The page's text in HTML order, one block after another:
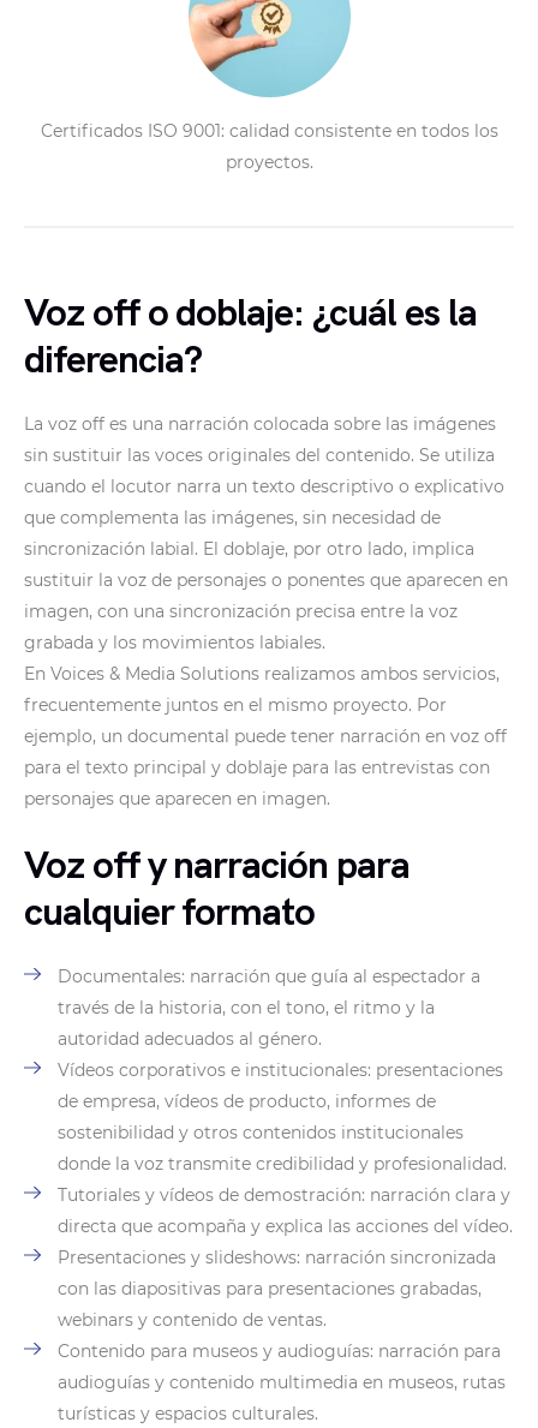
Certificados ISO 9001: calidad consistente en todos los
proyectos.
Voz off o doblaje: ¿cuál es la
diferencia?
La voz off es una narración colocada sobre las imágenes
sin sustituir las voces originales del contenido. Se utiliza
cuando el locutor narra un texto descriptivo o explicativo
que complementa las imágenes, sin necesidad de
sincronización labial. El doblaje, por otro lado, implica
sustituir la voz de personajes o ponentes que aparecen en
imagen, con una sincronización precisa entre la voz
grabada y los movimientos labiales.
En Voices & Media Solutions realizamos ambos servicios,
frecuentemente juntos en el mismo proyecto. Por
ejemplo, un documental puede tener narración en voz off
para el texto principal y doblaje para las entrevistas con
personajes que aparecen en imagen.
Voz off y narración para
cualquier formato
Documentales: narración que guía al espectador a
través de la historia, con el tono, el ritmo y la
autoridad adecuados al género.
Vídeos corporativos e institucionales: presentaciones
de empresa, vídeos de producto, informes de
sostenibilidad y otros contenidos institucionales
donde la voz transmite credibilidad y profesionalidad.
Tutoriales y vídeos de demostración: narración clara y
directa que acompaña y explica las acciones del vídeo.
Presentaciones y slideshows: narración sincronizada
con las diapositivas para presentaciones grabadas,
webinars y contenido de ventas.
Contenido para museos y audioguías: narración para
audioguías y contenido multimedia en museos, rutas
turísticas y espacios culturales.